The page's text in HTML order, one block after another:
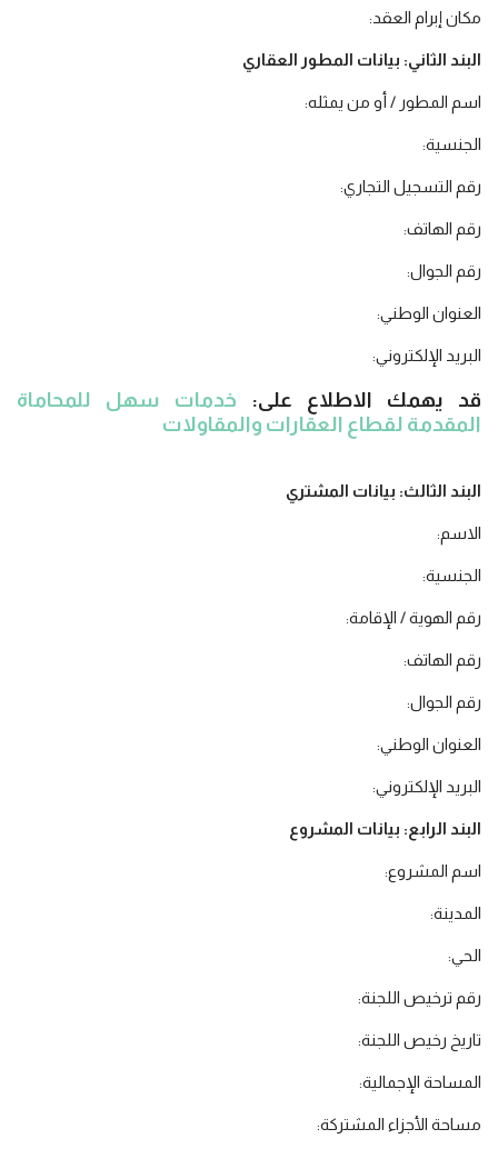
مكان إبرام العقد:
البند الثاني: بيانات المطور العقاري
اسم المطور / أو من يمثله:
الجنسية:
رقم التسجيل التجاري:
رقم الهاتف:
رقم الجوال:
العنوان الوطني:
البريد الإلكتروني:
قد يهمك الاطلاع على: خدمات سهل للمحاماة
المقدمة لقطاع العقارات والمقاولات
البند الثالث: بيانات المشتري
الاسم:
الجنسية:
رقم الهوية / الإقامة:
رقم الهاتف:
رقم الجوال:
العنوان الوطني:
البريد الإلكتروني:
البند الرابع: بيانات المشروع
اسم المشروع:
المدينة:
الحي:
رقم ترخيص اللجنة:
تاريخ رخيص اللجنة:
المساحة الإجمالية:
مساحة الأجزاء المشتركة: